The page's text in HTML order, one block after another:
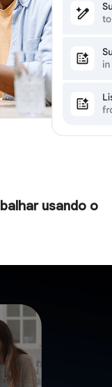
usando o